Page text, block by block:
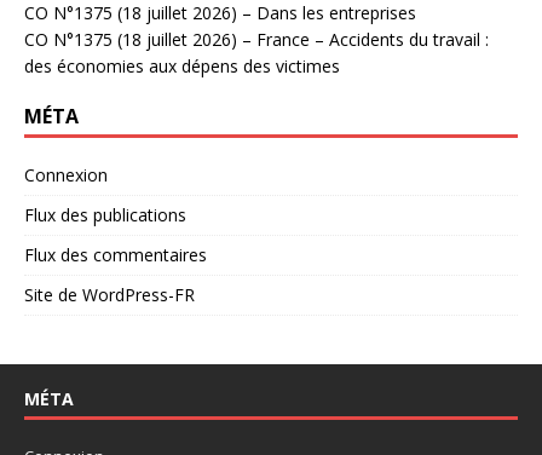
CO N°1375 (18 juillet 2026) – Dans les entreprises
CO N°1375 (18 juillet 2026) – France – Accidents du travail :
des économies aux dépens des victimes
MÉTA
Connexion
Flux des publications
Flux des commentaires
Site de WordPress-FR
MÉTA